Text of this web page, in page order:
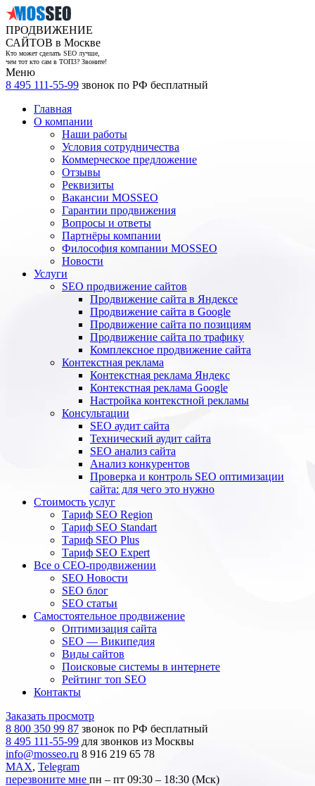
ПРОДВИЖЕНИЕ
САЙТОВ в Москве
Кто может сделать SEO лучше,
чем тот кто сам в ТОП3? Звоните!
Меню
8 495 111-55-99 звонок по РФ бесплатный
Главная
О компании
Наши работы
Условия сотрудничества
Коммерческое предложение
Отзывы
Реквизиты
Вакансии MOSSEO
Гарантии продвижения
Вопросы и ответы
Партнёры компании
Философия компании MOSSEO
Новости
Услуги
SEO продвижение сайтов
Продвижение сайта в Яндексе
Продвижение сайта в Google
Продвижение сайта по позициям
Продвижение сайта по трафику
Комплексное продвижение сайта
Контекстная реклама
Контекстная реклама Яндекс
Контекстная реклама Google
Настройка контекстной рекламы
Консультации
SEO аудит сайта
Технический аудит сайта
SEO анализ сайта
Анализ конкурентов
Проверка и контроль SEO оптимизации
сайта: для чего это нужно
Стоимость услуг
Тариф SEO Region
Тариф SEO Standart
Тариф SEO Plus
Тариф SEO Expert
Все о СЕО-продвижении
SEO Новости
SEO блог
SEO статьи
Самостоятельное продвижение
Оптимизация сайта
SEO — Википедия
Виды сайтов
Поисковые системы в интернете
Рейтинг топ SEO
Контакты
Заказать просмотр
8 800 350 99 87 звонок по РФ бесплатный
8 495 111-55-99 для звонков из Москвы
info@mosseo.ru 8 916 219 65 78
MAX, Telegram
перезвоните мне пн – пт 09:30 – 18:30 (Мск)